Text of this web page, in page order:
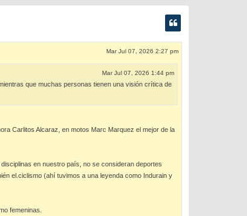
Mar Jul 07, 2026 2:27 pm
Mar Jul 07, 2026 1:44 pm
que muchas personas tienen una visión crítica de
Carlitos Alcaraz, en motos Marc Marquez el mejor de la
en nuestro país, no se consideran deportes
el.ciclismo (ahí tuvimos a una leyenda como Indurain y
femeninas.